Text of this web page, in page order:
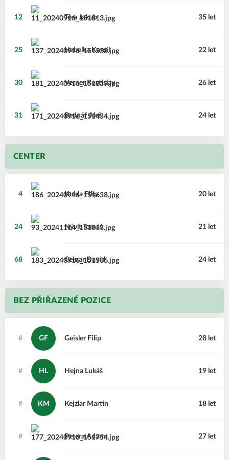
12 Jakub
Téra 35 let
25 Kamil
Hebelka 22 let
30 Rostislav
Verner 26 let
31 Aleš
Bednář 24 let
CENTER
4 Filip
Kulda 20 let
24 Tomáš
Nývlt 21 let
68 David
Cejnar 24 let
BEZ PŘIŘAZENÉ POZICE
# GF Filip
Geisler 28 let
# HL Lukáš
Hejna 19 let
# KM Martin
Kejzlar 18 let
# Adam
Petera 27 let